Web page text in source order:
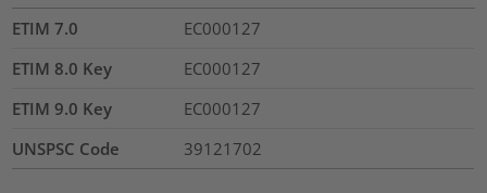
ETIM 7.0
EC000127
ETIM 8.0 Key
EC000127
ETIM 9.0 Key
EC000127
UNSPSC Code
39121702